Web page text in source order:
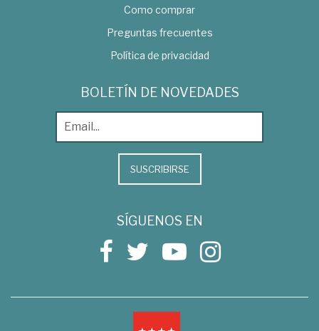
Como comprar
Preguntas frecuentes
Política de privacidad
BOLETÍN DE NOVEDADES
SUSCRIBIRSE
SÍGUENOS EN